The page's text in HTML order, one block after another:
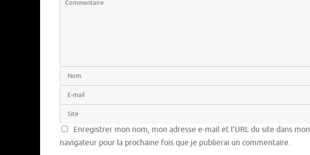
Enregistrer mon nom, mon adresse e-mail et l’URL du site dans mon
navigateur pour la prochaine fois que je publierai un commentaire.